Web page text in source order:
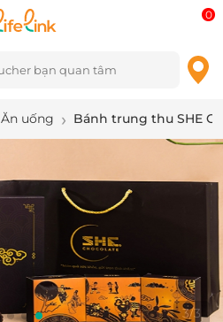
0
Ăn uống Bánh trung thu SHE
3/3